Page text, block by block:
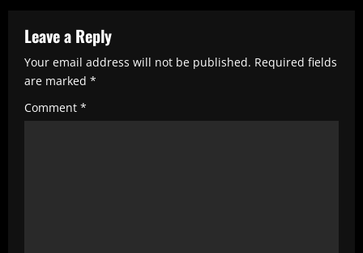
R
e
a
d
i
Leave a Reply
Your email address will not be published. Required fields
are marked *
Comment *